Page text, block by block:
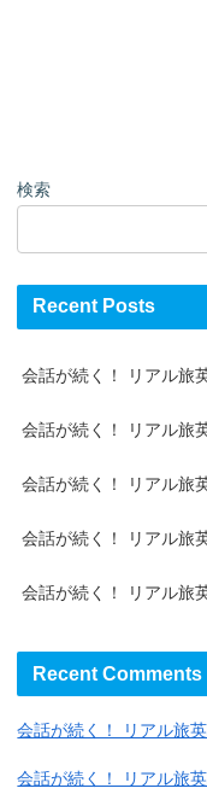
検索
Recent Posts
会話が続く！ リアル
会話が続く！ リアル
会話が続く！ リアル
会話が続く！ リアル
会話が続く！ リアル
Recent Comments
会話が続く！ リアル旅
会話が続く！ リアル旅